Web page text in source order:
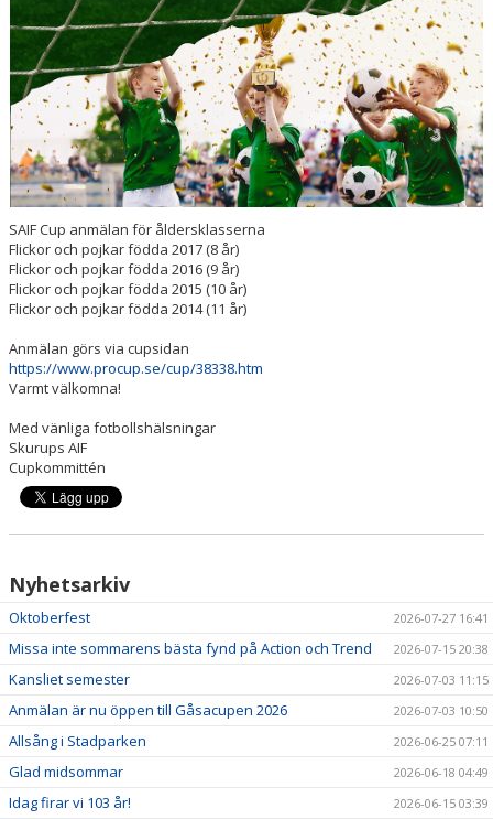
SAIF Cup anmälan för åldersklasserna
Flickor och pojkar födda 2017 (8 år)
Flickor och pojkar födda 2016 (9 år)
Flickor och pojkar födda 2015 (10 år)
Flickor och pojkar födda 2014 (11 år)
Anmälan görs via cupsidan
https://www.procup.se/cup/38338.htm
Varmt välkomna!
Med vänliga fotbollshälsningar
Skurups AIF
Cupkommittén
Nyhetsarkiv
Oktoberfest 2026-07-27 16:41
Missa inte sommarens bästa fynd på Action och Trend 2026-07-15 20:38
Kansliet semester 2026-07-03 11:15
Anmälan är nu öppen till Gåsacupen 2026 2026-07-03 10:50
Allsång i Stadparken 2026-06-25 07:11
Glad midsommar 2026-06-18 04:49
Idag firar vi 103 år! 2026-06-15 03:39